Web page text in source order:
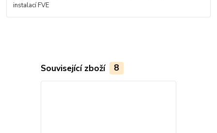
instalací FVE
Související zboží 8